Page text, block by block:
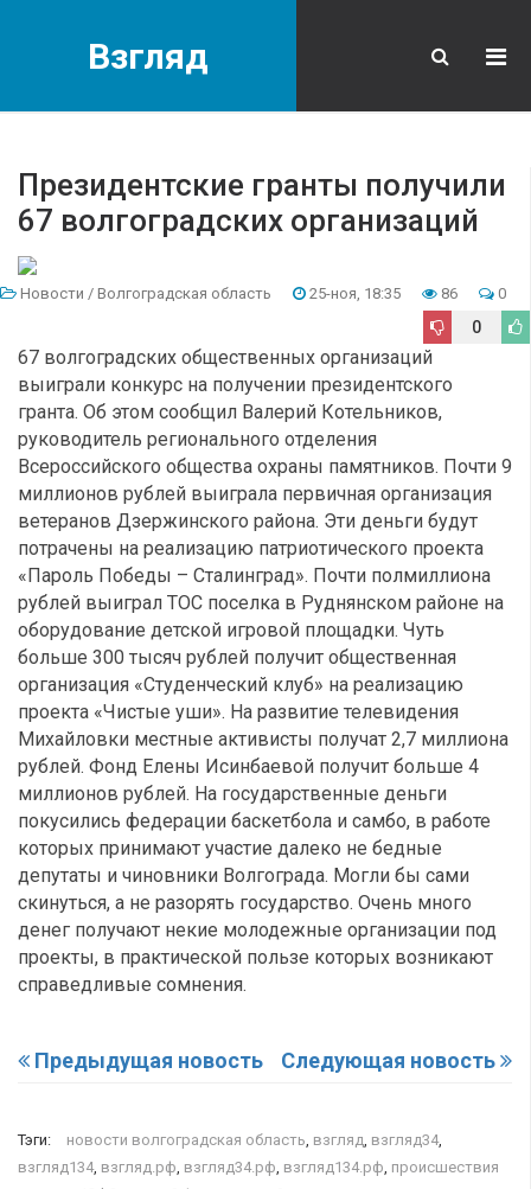
Взгляд
Президентские гранты получили
67 волгоградских организаций
Новости / Волгоградская область 25-ноя, 18:35 86 0
0
67 волгоградских общественных организаций
выиграли конкурс на получении президентского
гранта. Об этом сообщил Валерий Котельников,
руководитель регионального отделения
Всероссийского общества охраны памятников. Почти 9
миллионов рублей выиграла первичная организация
ветеранов Дзержинского района. Эти деньги будут
потрачены на реализацию патриотического проекта
«Пароль Победы – Сталинград». Почти полмиллиона
рублей выиграл ТОС поселка в Руднянском районе на
оборудование детской игровой площадки. Чуть
больше 300 тысяч рублей получит общественная
организация «Студенческий клуб» на реализацию
проекта «Чистые уши». На развитие телевидения
Михайловки местные активисты получат 2,7 миллиона
рублей. Фонд Елены Исинбаевой получит больше 4
миллионов рублей. На государственные деньги
покусились федерации баскетбола и самбо, в работе
которых принимают участие далеко не бедные
депутаты и чиновники Волгограда. Могли бы сами
скинуться, а не разорять государство. Очень много
денег получают некие молодежные организации под
проекты, в практической пользе которых возникают
справедливые сомнения.
Предыдущая новость Следующая новость
Тэги: новости волгоградская область, взгляд, взгляд34,
взгляд134, взгляд.рф, взгляд34.рф, взгляд134.рф, происшествия